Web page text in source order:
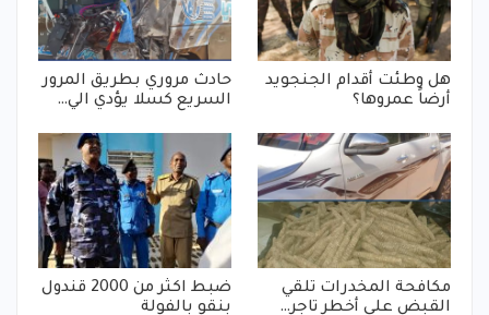
هل وطئت أقدام الجنجويد
أرضاً عمروها؟
حادث مروري بطريق المرور
السريع كسلا يؤدي الي…
مكافحة المخدرات تلقي
القبض على أخطر تاجر…
ضبط اكثر من 2000 قندول
بنقو بالفولة